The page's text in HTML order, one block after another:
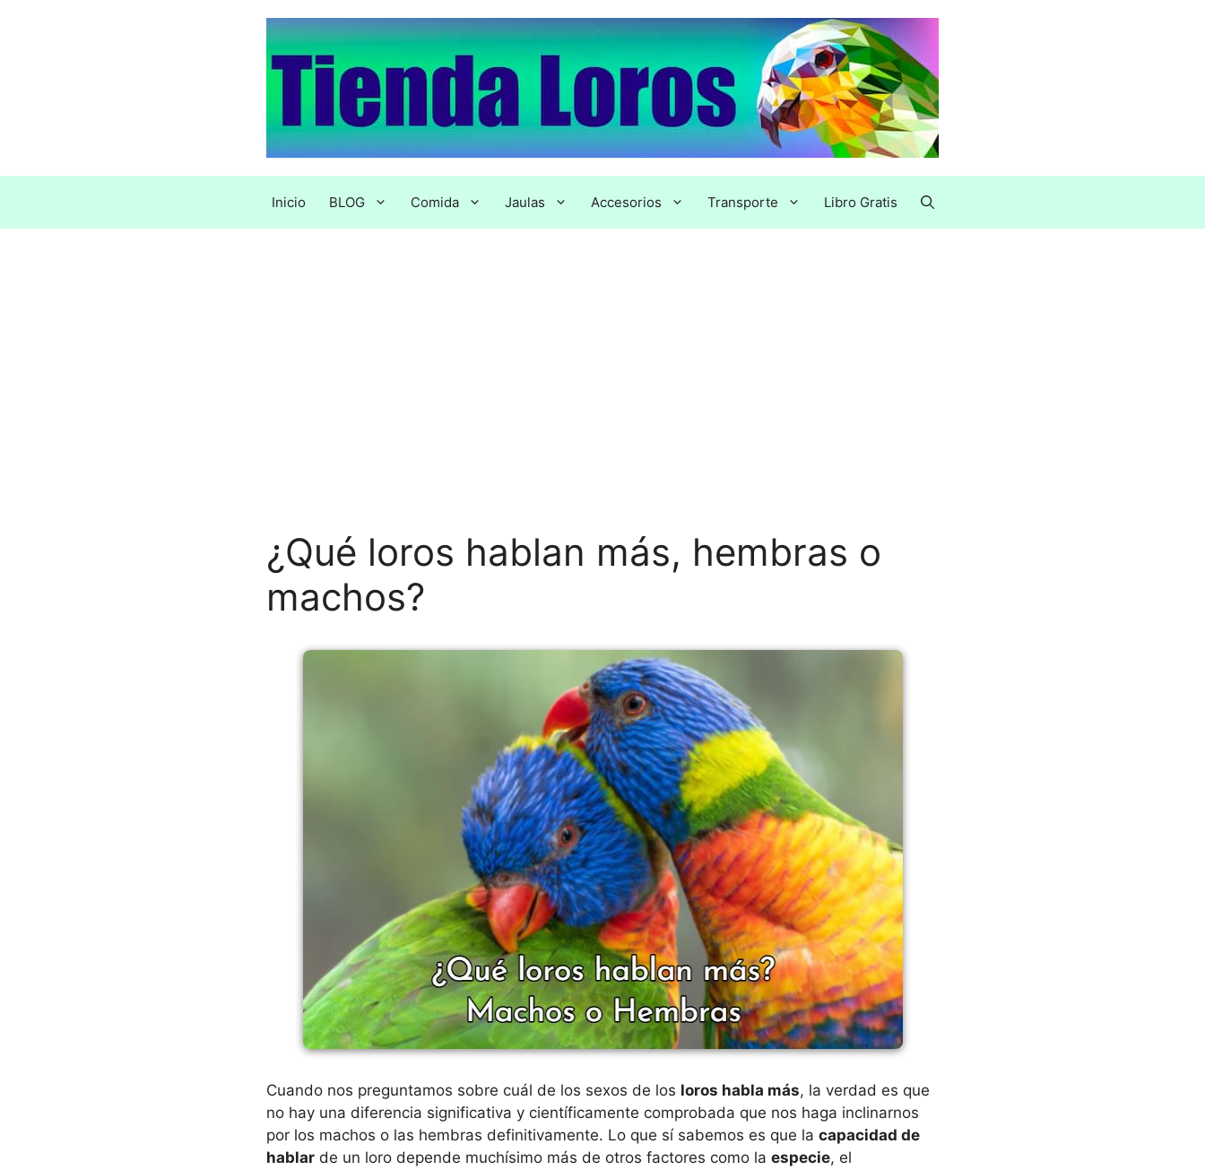
Inicio BLOG Comida Jaulas Accesorios Transporte Libro Gratis
¿Qué loros hablan más, hembras o
machos?
Cuando nos preguntamos sobre cuál de los sexos de los loros habla más, la verdad es que
no hay una diferencia significativa y científicamente comprobada que nos haga inclinarnos
por los machos o las hembras definitivamente. Lo que sí sabemos es que la capacidad de
hablar de un loro depende muchísimo más de otros factores como la especie, el